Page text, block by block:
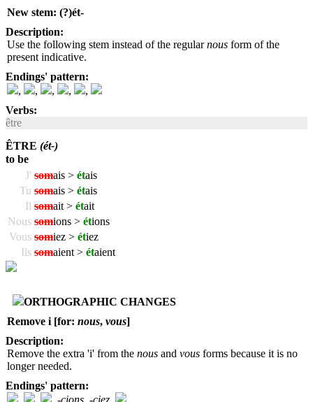
New stem: (?)ét-
Description:
Use the following stem instead of the regularnous form of the
present indicative.
Endings' pattern:
,
, , ,
,
Verbs:
être
ÊTRE (ét-)
to be
J' somais > étais
Tu somais > étais
Il somait > était
Nous somions > étions
Vous somiez > étiez
Ils somaient > étaient
ORTHOGRAPHIC CHANGES
Remove i [for: nous, vous]
Description:
Remove the extra 'i' from the nous and vous forms because it is no
longer needed.
Endings' pattern:
-cions -ciez